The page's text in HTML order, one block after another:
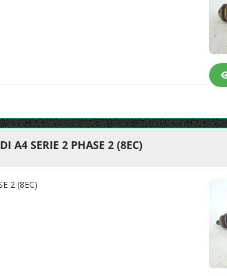
A4 SERIE 2 PHASE 2 (8EC)
2 (8EC)